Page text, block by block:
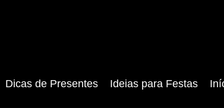
Dicas de Presentes Ideias para Festas